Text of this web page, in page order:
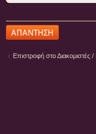
Δημιουργία
απάντησης
Επιστροφή στο Διακομιστές